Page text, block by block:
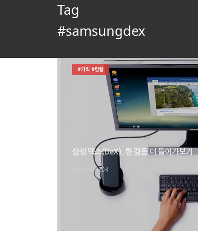
Tag
#samsungdex
삼성 덱스(DeX), 한 걸음 더 들어가보기
2017-04-03
#기획 #칼럼